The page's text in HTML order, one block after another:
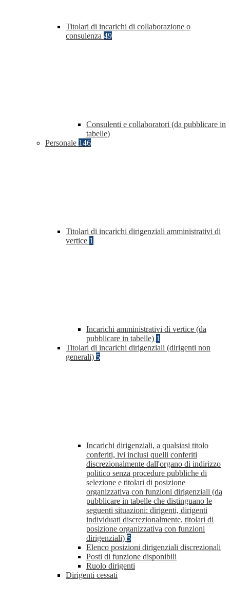
Titolari di incarichi di collaborazione o
consulenza 49
Consulenti e collaboratori (da pubblicare in
tabelle)
Personale 146
Titolari di incarichi dirigenziali amministrativi di
vertice 1
Incarichi amministrativi di vertice (da
pubblicare in tabelle) 1
Titolari di incarichi dirigenziali (dirigenti non
generali) 5
Incarichi dirigenziali, a qualsiasi titolo
conferiti, ivi inclusi quelli conferiti
discrezionalmente dall'organo di indirizzo
politico senza procedure pubbliche di
selezione e titolari di posizione
organizzativa con funzioni dirigenziali (da
pubblicare in tabelle che distinguano le
seguenti situazioni: dirigenti, dirigenti
individuati discrezionalmente, titolari di
posizione organizzativa con funzioni
dirigenziali) 5
Elenco posizioni dirigenziali discrezionali
Posti di funzione disponibili
Ruolo dirigenti
Dirigenti cessati